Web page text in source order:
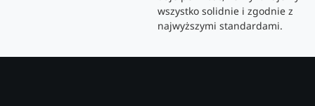
wszystko solidnie i zgodnie z
najwyższymi standardami.